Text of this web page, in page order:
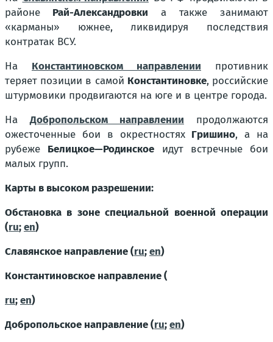
районе Рай-Александровки а также занимают
«карманы» южнее, ликвидируя последствия
контратак ВСУ.
На Константиновском направлении противник
теряет позиции в самой Константиновке, российские
штурмовики продвигаются на юге и в центре города.
НаДобропольском направлении продолжаются
ожесточенные бои в окрестностях Гришино, а на
рубеже Белицкое—Родинское идут встречные бои
малых групп.
Карты в высоком разрешении:
Обстановка в зоне специальной военной операции
(ru;en)
Славянское направление (ru;en)
Константиновское направление (
ru;en)
Добропольское направление (ru;en)